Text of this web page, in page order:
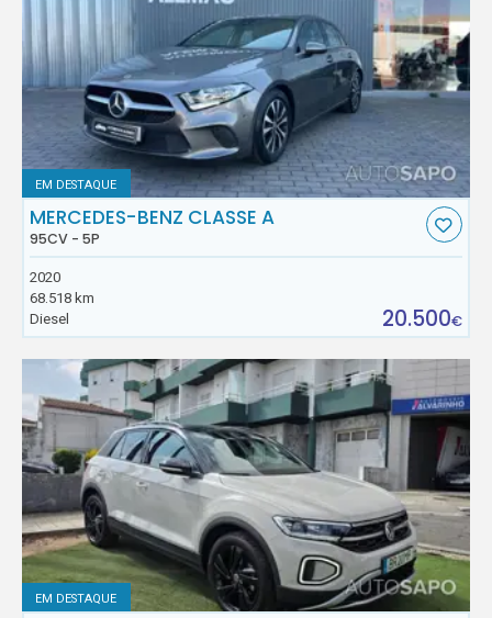
EM DESTAQUE
MERCEDES-BENZ CLASSE A
95CV - 5P
2020
68.518 km
Diesel
20.500€
EM DESTAQUE